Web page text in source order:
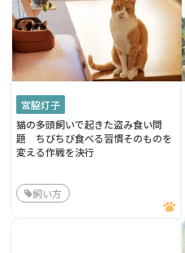
宮脇灯子
猫の多頭飼いで起きた盗み食い問
題 ちびちび食べる習慣そのものを
変える作戦を決行
飼い方